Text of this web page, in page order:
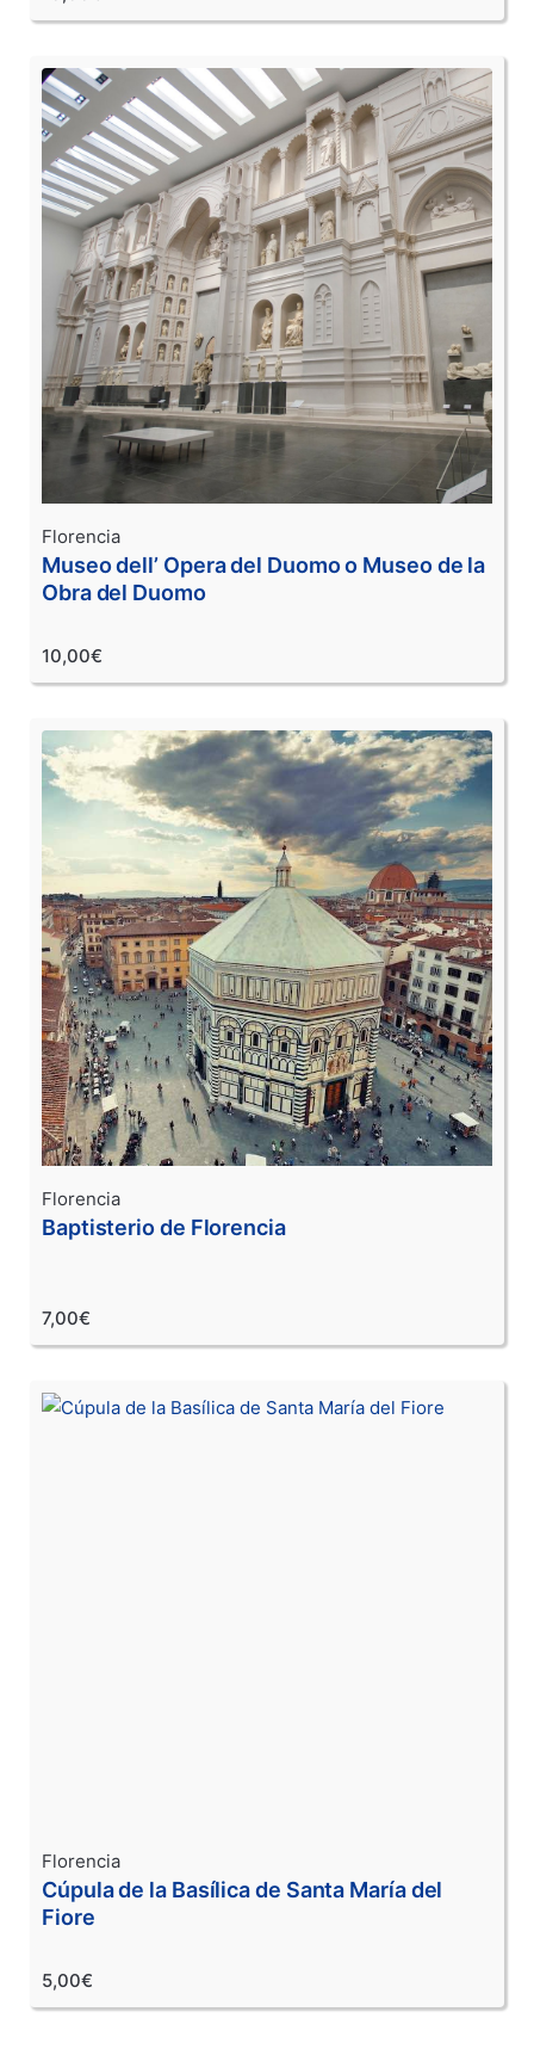
Florencia
Museo dell’ Opera del Duomo o Museo de la
Obra del Duomo
10,00€
Florencia
Baptisterio de Florencia
7,00€
Florencia
Cúpula de la Basílica de Santa María del
Fiore
5,00€